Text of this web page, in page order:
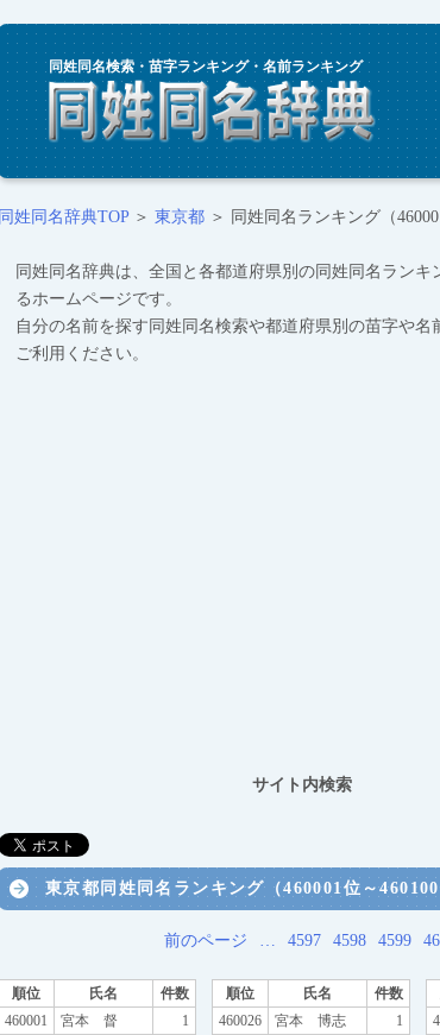
同姓同名検索・苗字ランキング・名前ランキング
同姓同名辞典TOP＞ 東京都 ＞ 同姓同名ランキング（
同姓同名辞典は、全国と各都道府県別の同姓同名ラン
るホームページです。
自分の名前を探す同姓同名検索や都道府県別の苗字や
ご利用ください。
サイト内検索
東京都同姓同名ランキング（460001位～
前のページ … 4597 4598 4599
順位 氏名
件数
460001
宮本 督
1
順位 氏名
件数
460026
宮本 博志
1